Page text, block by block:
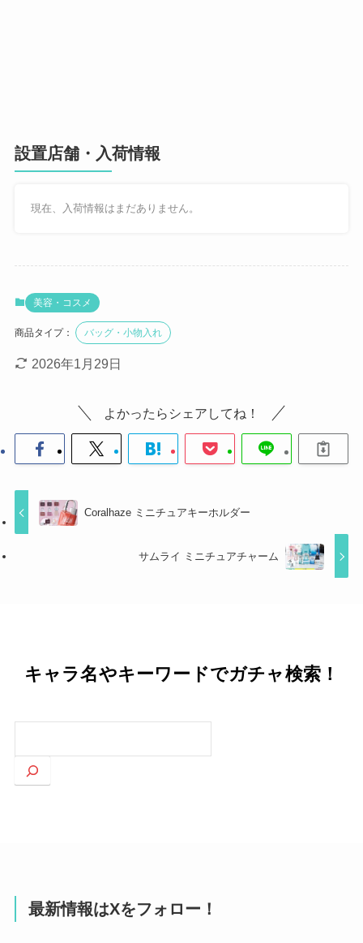
設置店舗・入荷情報
現在、入荷情報はまだありません。
美容・コスメ
商品タイプ： バッグ・小物入れ
2026年1月29日
よかったらシェアしてね！
Coralhaze ミニチュアキーホルダー
サムライ ミニチュアチャーム
キャラ名やキーワードでガチャ検索！
索
最新情報はXをフォロー！